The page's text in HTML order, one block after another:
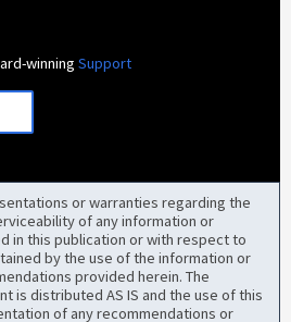
winningSupport
or warranties regarding the
of any information or
in this publication or with respect to
by the use of the information or
provided herein. The
is distributed AS IS and the use of this
of any recommendations or